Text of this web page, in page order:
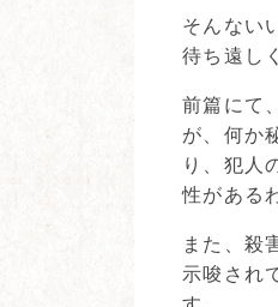
そんない
待ち遠し
前篇にて
が、何か
り、犯人
性がある
また、殺
示唆され